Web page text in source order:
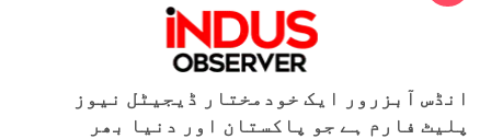
انڈس آبزرور ایک خودمختار ڈیجیٹل نیوز
پلیٹ فارم ہے جو پاکستان اور دنیا بھر